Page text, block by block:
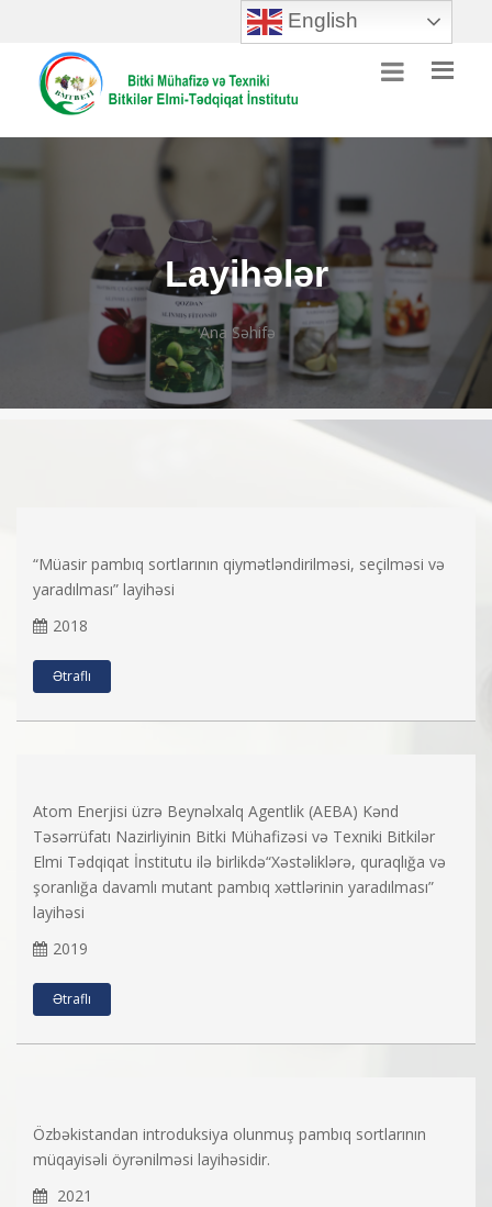
English
Layihələr
Ana Səhifə
“Müasir pambıq sortlarının qiymətləndirilməsi, seçilməsi və
yaradılması” layihəsi
2018
Ətraflı
Atom Enerjisi üzrə Beynəlxalq Agentlik (AEBA) Kənd
Təsərrüfatı Nazirliyinin Bitki Mühafizəsi və Texniki Bitkilər
Elmi Tədqiqat İnstitutu ilə birlikdə“Xəstəliklərə, quraqlığa və
şoranlığa davamlı mutant pambıq xəttlərinin yaradılması”
layihəsi
2019
Ətraflı
Özbəkistandan introduksiya olunmuş pambıq sortlarının
müqayisəli öyrənilməsi layihəsidir.
2021